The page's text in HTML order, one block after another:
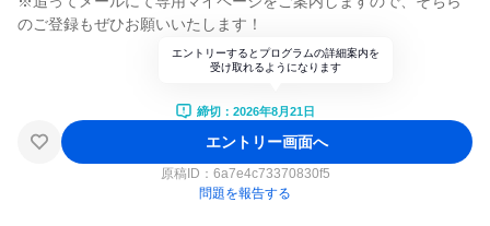
のご登録もぜひお願いいたします！
エントリーするとプログラムの詳細案内を
受け取れるようになります
締切：2026年8月21日
エントリー画面へ
原稿ID： 6a7e4c73370830f5
問題を報告する